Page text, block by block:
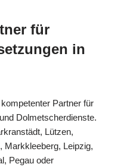
für
in
Partner für
Dolmetscherdienste.
Lützen,
Markkleeberg, Leipzig,
Pegau oder